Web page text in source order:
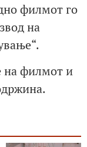
филмот го
на
на филмот и